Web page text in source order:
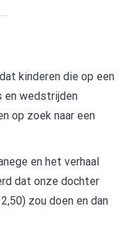
kinderen die op een
en wedstrijden
op zoek naar een
en het verhaal
dat onze dochter
zou doen en dan